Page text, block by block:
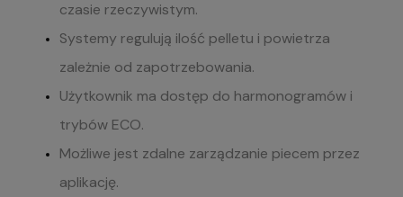
czasie rzeczywistym.
Systemy regulują ilość pelletu i powietrza
zależnie od zapotrzebowania.
Użytkownik ma dostęp do harmonogramów i
trybów ECO.
Możliwe jest zdalne zarządzanie piecem przez
aplikację.